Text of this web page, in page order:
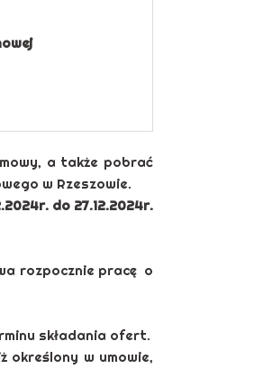
a także pobrać
w Rzeszowie.
do 27.12.2024r.
rozpocznie pracę o
składania ofert.
określony w umowie,